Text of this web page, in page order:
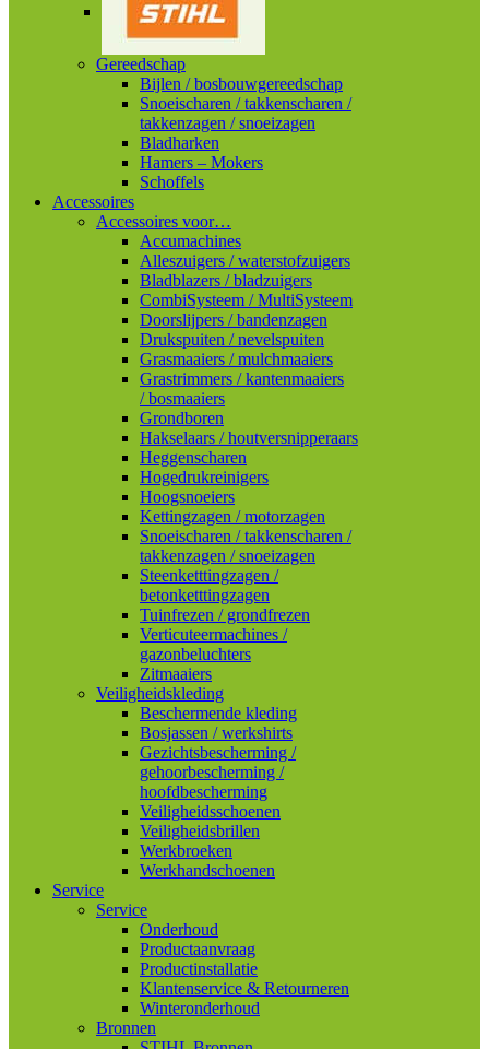
Gereedschap
Bijlen / bosbouwgereedschap
Snoeischaren / takkenscharen /
takkenzagen / snoeizagen
Bladharken
Hamers – Mokers
Schoffels
Accessoires
Accessoires voor…
Accumachines
Alleszuigers / waterstofzuigers
Bladblazers / bladzuigers
CombiSysteem / MultiSysteem
Doorslijpers / bandenzagen
Drukspuiten / nevelspuiten
Grasmaaiers / mulchmaaiers
Grastrimmers / kantenmaaiers
/ bosmaaiers
Grondboren
Hakselaars / houtversnipperaars
Heggenscharen
Hogedrukreinigers
Hoogsnoeiers
Kettingzagen / motorzagen
Snoeischaren / takkenscharen /
takkenzagen / snoeizagen
Steenketttingzagen /
betonketttingzagen
Tuinfrezen / grondfrezen
Verticuteermachines /
gazonbeluchters
Zitmaaiers
Veiligheidskleding
Beschermende kleding
Bosjassen / werkshirts
Gezichtsbescherming /
gehoorbescherming /
hoofdbescherming
Veiligheidsschoenen
Veiligheidsbrillen
Werkbroeken
Werkhandschoenen
Service
Service
Onderhoud
Productaanvraag
Productinstallatie
Klantenservice & Retourneren
Winteronderhoud
Bronnen